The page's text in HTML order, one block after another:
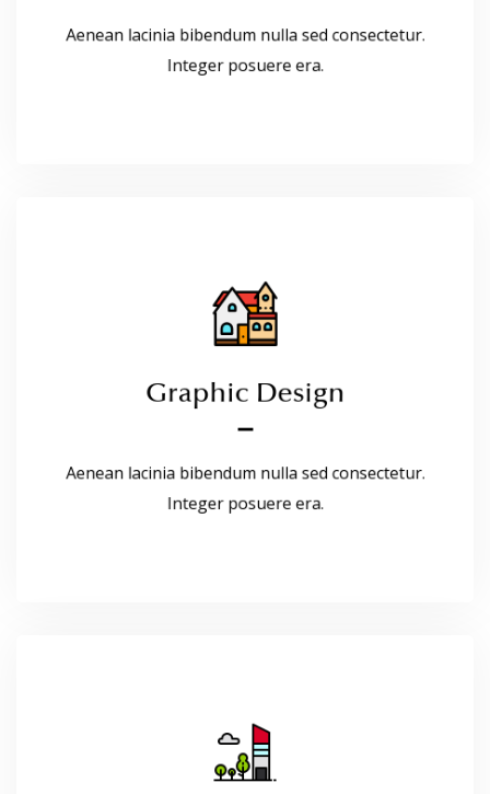
Aenean lacinia bibendum nulla sed consectetur.
Integer posuere era.
Read More
Graphic Design
Aenean lacinia bibendum nulla sed consectetur.
Integer posuere era.
Graphic Design
Aenean lacinia bibendum nulla sed consectetur.
Integer posuere era.
Read More
Marketing Solutions